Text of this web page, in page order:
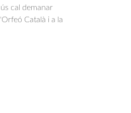
cal demanar
Català i a la